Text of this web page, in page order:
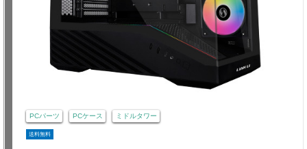
PCパーツ PCケース ミドルタワー
送料無料